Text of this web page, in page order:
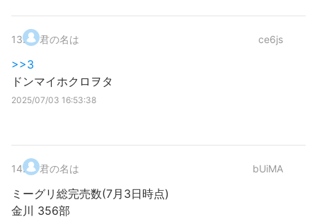
13. 君の名は ce6js
>>3
ドンマイホクロヲタ
2025/07/03 16:53:38
14. 君の名は bUiMA
ミーグリ総完売数(7月3日時点)
金川 356部